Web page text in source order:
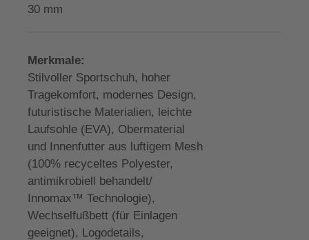
30 mm
Merkmale:
Stilvoller Sportschuh, hoher
Tragekomfort, modernes Design,
futuristische Materialien, leichte
Laufsohle (EVA), Obermaterial
und Innenfutter aus luftigem Mesh
(100% recyceltes Polyester,
antimikrobiell behandelt/
Innomax™ Technologie),
Wechselfußbett (für Einlagen
geeignet), Logodetails,